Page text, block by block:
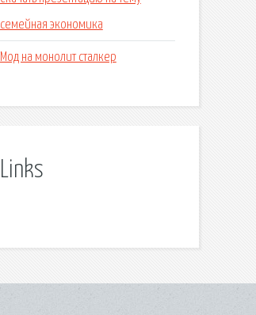
семейная экономика
Мод на монолит сталкер
Links